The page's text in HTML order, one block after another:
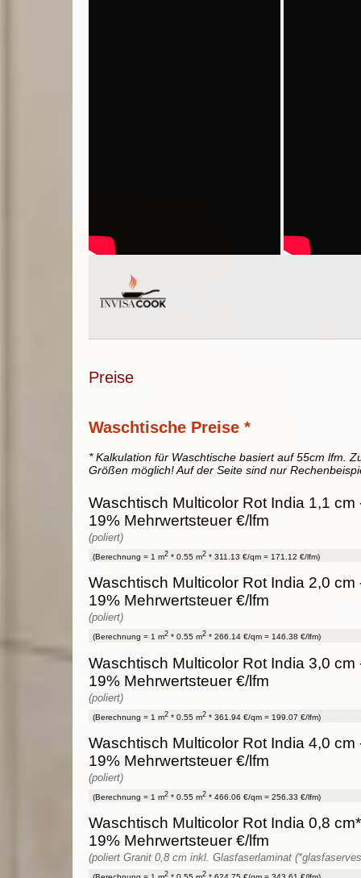
Preise
Waschtische Preise *
* Kalkulation für Waschtische basiert auf 55cm lfm.
Größen möglich! Auf der Seite sind nur
Waschtisch Multicolor Rot India 1,1 cm
19% Mehrwertsteuer €/lfm
(poliert)
(Berechnung = 1 m2 * 0.55 m2 * 311.13 €/qm = 171.12 €/lfm)
Waschtisch Multicolor Rot India 2,0 cm
19% Mehrwertsteuer €/lfm
(poliert)
(Berechnung = 1 m2 * 0.55 m2 * 266.14 €/qm = 146.38 €/lfm)
Waschtisch Multicolor Rot India 3,0 cm
19% Mehrwertsteuer €/lfm
(poliert)
(Berechnung = 1 m2 * 0.55 m2 * 361.94 €/qm = 199.07 €/lfm)
Waschtisch Multicolor Rot India 4,0 cm
19% Mehrwertsteuer €/lfm
(poliert)
(Berechnung = 1 m2 * 0.55 m2 * 466.06 €/qm = 256.33 €/lfm)
Waschtisch Multicolor Rot India 0,8
19% Mehrwertsteuer €/lfm
(poliert Granit 0,8 cm inkl. Glasfaserlaminat
2 2